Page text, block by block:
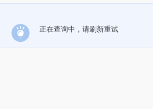
正在查询中，请刷新重试